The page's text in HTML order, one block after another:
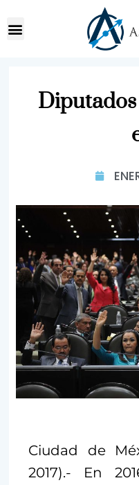
Diputados
Ciudad de
2017).- En